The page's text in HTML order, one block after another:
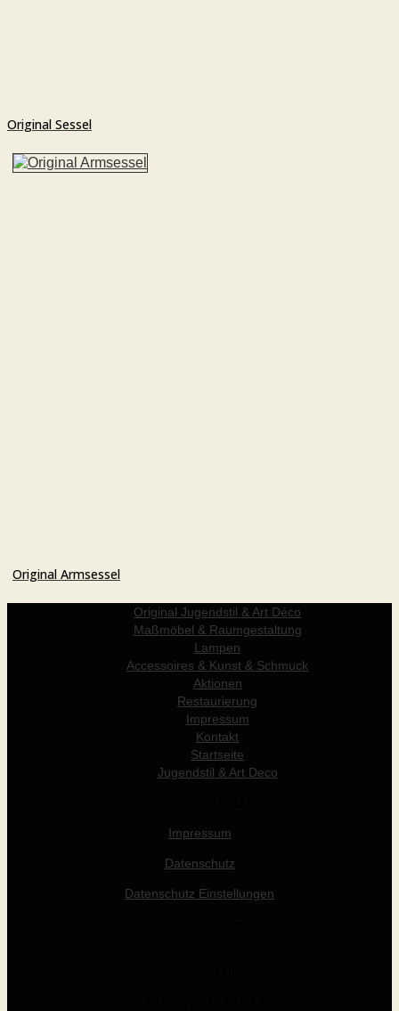
Original Sessel
Original Armsessel
Original Jugendstil & Art Déco
Maßmöbel & Raumgestaltung
Lampen
Accessoires & Kunst & Schmuck
Aktionen
Restaurierung
Impressum
Kontakt
Startseite
Jugendstil & Art Deco
Impressum
Datenschutz
Datenschutz Einstellungen